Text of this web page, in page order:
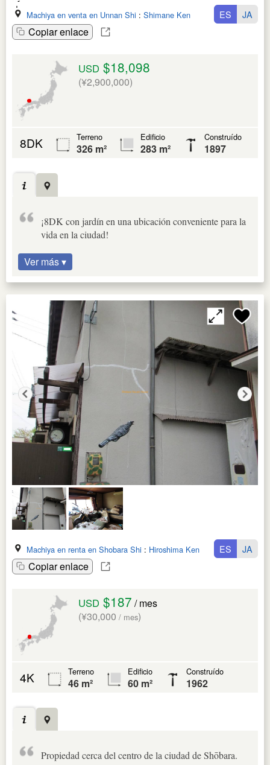
Machiya en venta en Unnan Shi : Shimane Ken
Copiar enlace
ES JA
USD $18,098
(¥2,900,000)
8DK Terreno
326 m²
Edificio
283 m²
Construído
1897
¡8DK con jardín en una ubicación conveniente para la
vida en la ciudad!
Ver más ▾
Machiya en renta en Shobara Shi : Hiroshima Ken
Copiar enlace
ES JA
USD $187 / mes
(¥30,000 / mes)
4K Terreno
46 m²
Edificio
60 m²
Construído
1962
Propiedad cerca del centro de la ciudad de Shōbara.